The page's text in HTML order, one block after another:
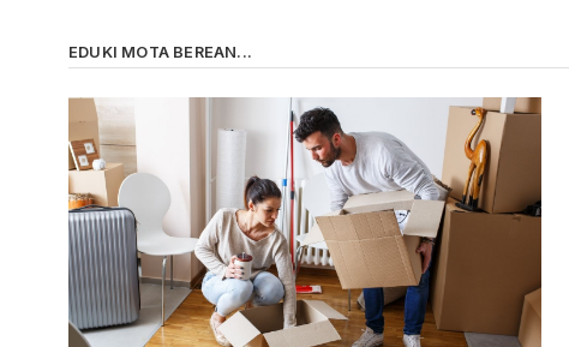
EDUKI MOTA BEREAN...